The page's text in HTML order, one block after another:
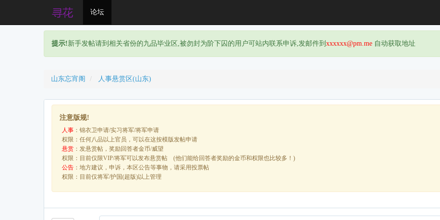
论坛
提示!新手发帖请到相关省份的九品毕业区,被勿封为阶下囚的用户可站内联系申诉,发邮件到 xxxxxx@pm.me 自动获取地址
山东忘宵阁 人事悬赏区(山东)
注意版规!
人事 ：锦衣卫申请/实习将军/将军申请
权限：任何八品以上官员，可以在这按模版发帖申请
悬赏 ：发悬赏帖，奖励回答者金币/威望
权限：目前仅限VIP/将军可以发布悬赏帖 (他们能给回答者奖励的金币和权限也比较多！)
公告 ：地方建议，申诉，本区公告等事物，请采用投票帖
权限：目前仅将军/护国(超版)以上管理